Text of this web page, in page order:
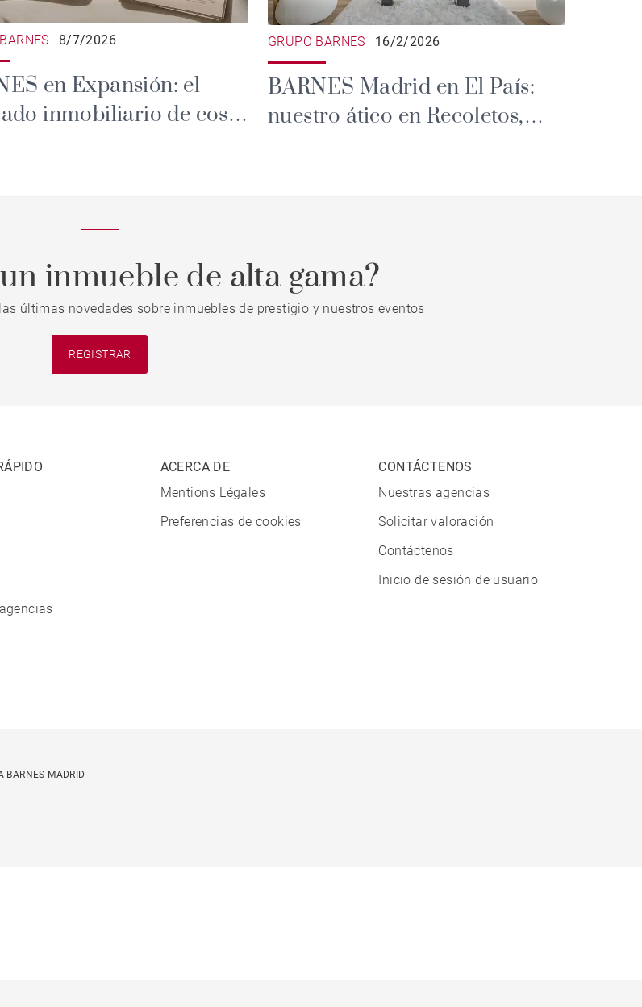
8/7/2026
en Expansión: el
inmobiliario de costa
GRUPO BARNES 16/2/2026
BARNES Madrid en El País:
nuestro ático en Recoletos,
inmueble de alta gama?
últimas novedades sobre inmuebles de prestigio y nuestros eventos
REGISTRAR
ACERCA DE
Mentions Légales
Preferencias de cookies
CONTÁCTENOS
Nuestras agencias
Solicitar valoración
Contáctenos
Inicio de sesión de usuario
BARNES MADRID